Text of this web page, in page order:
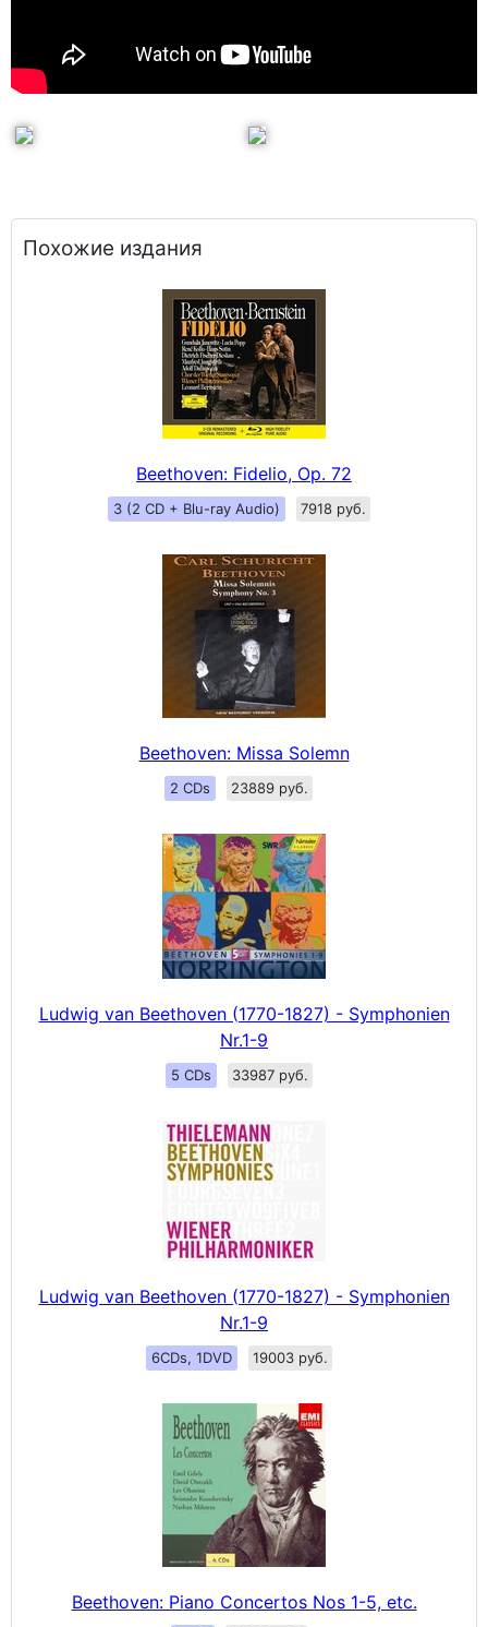
Похожие издания
Beethoven: Fidelio, Op. 72
3 (2 CD + Blu-ray Audio) 7918 руб.
Beethoven: Missa Solemn
2 CDs 23889 руб.
Ludwig van Beethoven (1770-1827) - Symphonien
Nr.1-9
5 CDs 33987 руб.
Ludwig van Beethoven (1770-1827) - Symphonien
Nr.1-9
6CDs, 1DVD 19003 руб.
Beethoven: Piano Concertos Nos 1-5, etc.